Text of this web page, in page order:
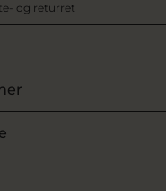
og returret